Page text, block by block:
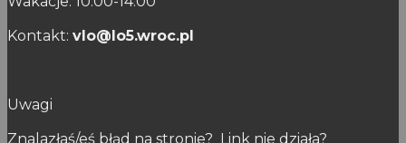
Kontakt: vlo@lo5.wroc.pl
Uwagi
Znalazłaś/eś błąd na stronie? Link nie działa?